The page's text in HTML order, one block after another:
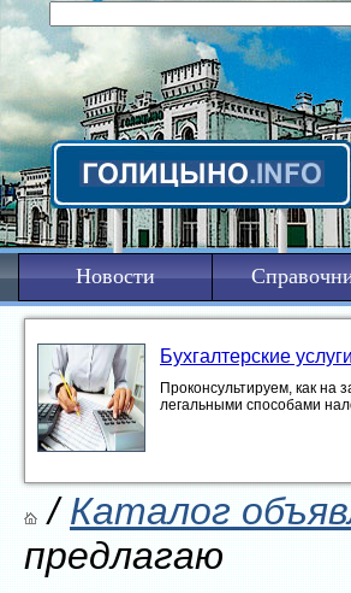
Новости
Бухгалтерские
Проконсультируем, как на
легальными способами
/Каталог
предлагаю